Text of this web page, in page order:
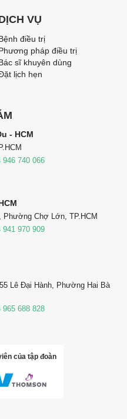
- HCM
946 740 066
Phường Chợ Lớn, TP.HCM
941 970 909
Lê Đại Hành, Phường Hai Bà
965 688 828
VỤ
điều trị
pháp điều trị
sĩ khuyên dùng
lịch hẹn
của tập đoàn